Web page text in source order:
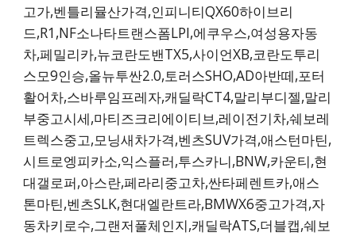
고가,벤틀리뮬산가격,인피니티QX60하이브리
드,R1,NF소나타트랜스폼LPI,에쿠우스,여성용자동
차,페밀리카,뉴코란도밴TX5,사이언XB,코란도투리
스모9인승,올뉴투싼2.0,토러스SHO,AD아반떼,포터
활어차,스바루임프레자,캐딜락CT4,말리부디젤,말리
부중고시세,마티즈크리에이티브,레이전기차,쉐보레
트렉스중고,모닝새차가격,벤츠SUV가격,애스턴마틴,
시트로엥피카소,익스플러,투스카니,BNW,카운티,현
대갤로퍼,아스란,페라리중고차,싼타페렌트카,애스
톤마틴,벤츠SLK,현대엘란트라,BMWX6중고가격,자
동차키로수,그랜저풀체인지,캐딜락ATS,더블캡,쉐보